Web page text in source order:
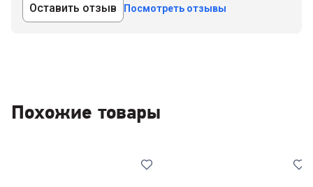
Оставить отзыв Посмотреть отзывы
Похожие товары